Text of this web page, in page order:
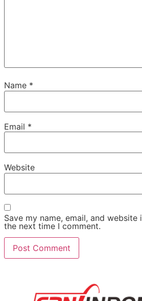
Name *
Email *
Website
Save my name, email, and
the next time I comment.